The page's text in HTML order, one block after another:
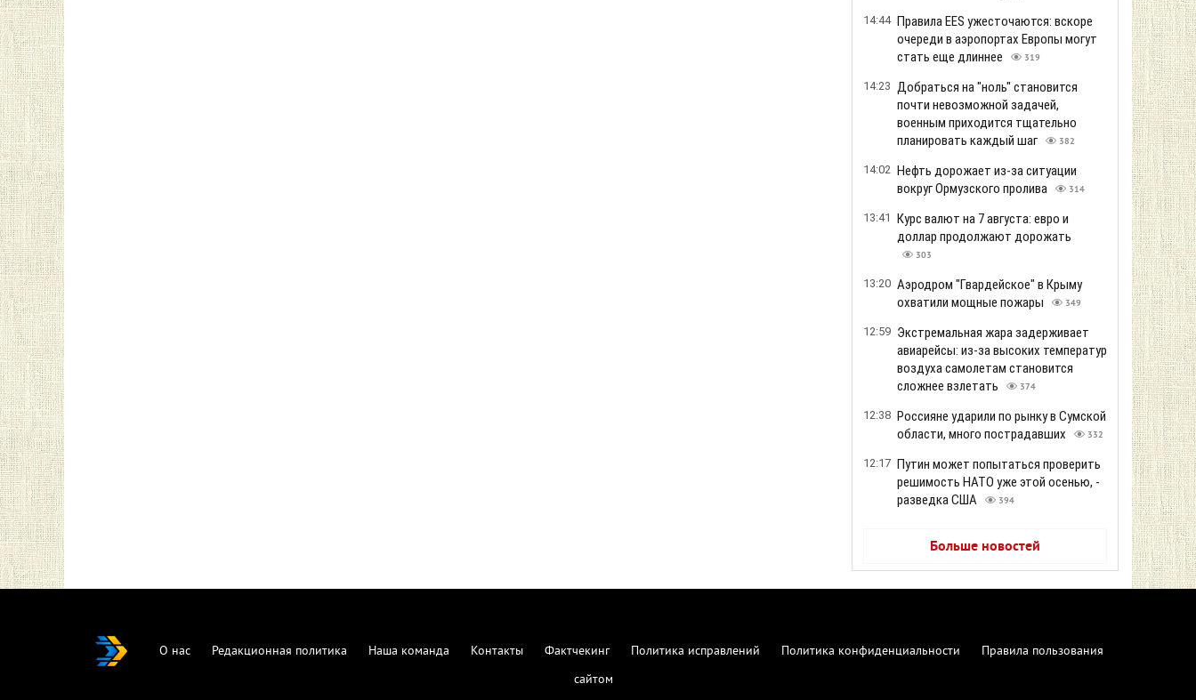
14:44 Правила EES ужесточаются: вскоре
очереди в аэропортах Европы могут
стать еще длиннее
319
14:23 Добраться на "ноль" становится
почти невозможной задачей,
военным приходится тщательно
планировать каждый шаг
382
14:02 Нефть дорожает из-за ситуации
вокруг Ормузского пролива
314
13:41 Курс валют на 7 августа: евро и
доллар продолжают дорожать
303
13:20 Аэродром "Гвардейское" в Крыму
охватили мощные пожары
349
12:59 Экстремальная жара задерживает
авиарейсы: из-за высоких температур
воздуха самолетам становится
сложнее взлетать
374
12:38 Россияне ударили по рынку в Сумской
области, много пострадавших
332
12:17 Путин может попытаться проверить
решимость НАТО уже этой осенью, -
разведка США
394
Больше новостей
О нас Редакционная политика Наша команда Контакты Фактчекинг Политика исправлений Политика конфиденциальности
Правила пользования
сайтом